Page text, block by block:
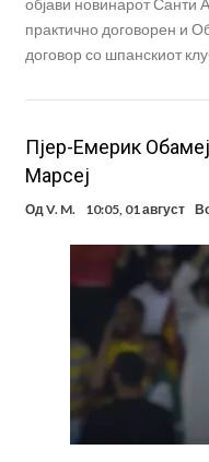
објави новинарот Санти
практично договорен и
договор со шпанскиот
Пјер-Емерик
Марсеј
ОдV. M. 10:05, 01 август